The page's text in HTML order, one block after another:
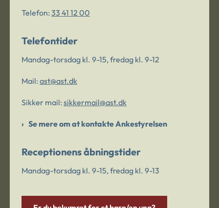
Telefon: 33 41 12 00
Telefontider
Mandag-torsdag kl. 9-15, fredag kl. 9-12
Mail: ast@ast.dk
Sikker mail: sikkermail@ast.dk
Se mere om at kontakte Ankestyrelsen
Receptionens åbningstider
Mandag-torsdag kl. 9-15, fredag kl. 9-13